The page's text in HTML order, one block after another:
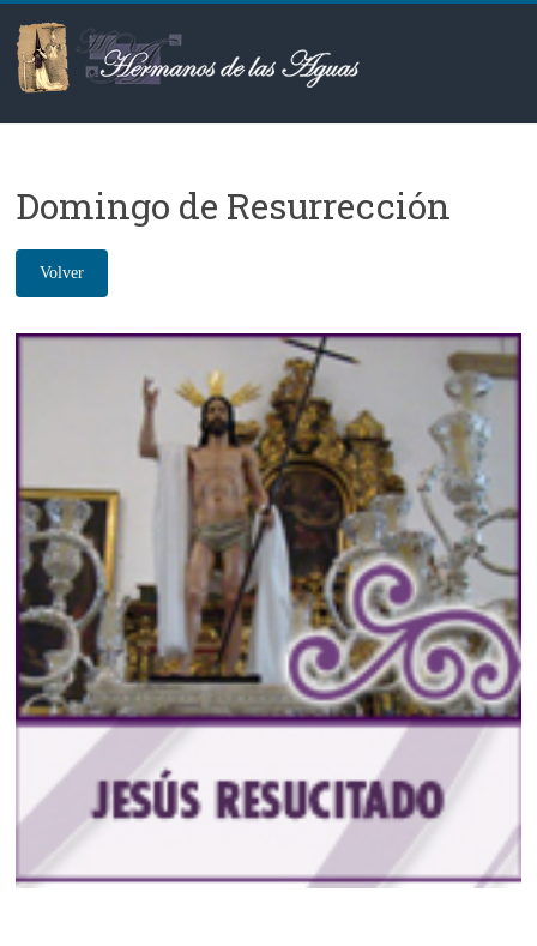
contenido
Hermanos
las
Aguas
Domingo de Resurrección